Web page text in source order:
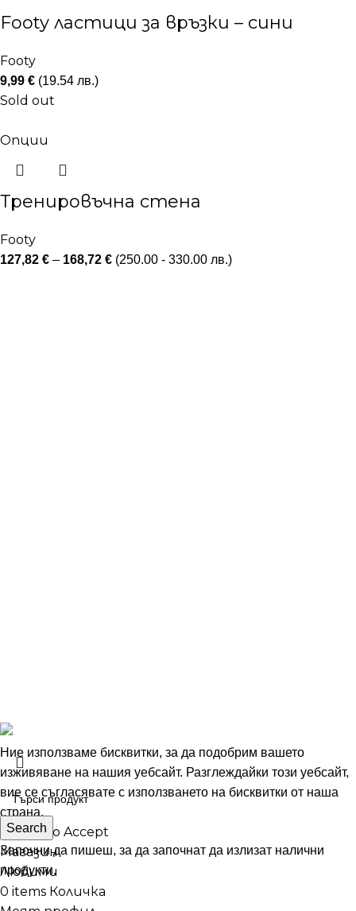
Footy ластици за връзки – сини
Footy
9,99 € (19.54 лв.)
Sold out
Опции
Тренировъчна стена
Footy
127,82 € – 168,72 € (250.00 - 330.00 лв.)
Search
Започни да пишеш, за да започнат да излизат налични
продукти.
Ние използваме бисквитки, за да подобрим вашето
изживяване на нашия уебсайт. Разглеждайки този уебсайт,
вие се съгласявате с използването на бисквитки от наша
страна.
More info Accept
Магазин
Любими
0 items Количка